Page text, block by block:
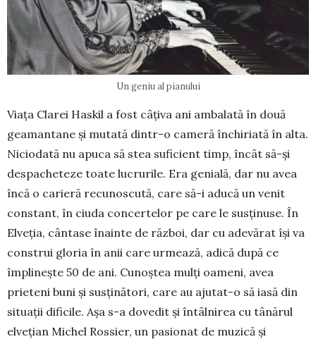
Un geniu al pianului
Viața Clarei Haskil a fost câțiva ani ambalată în două
geamantane și mutată dintr-o cameră închiria­tă în alta.
Niciodată nu apuca să stea suficient timp, încât să-și
despacheteze toate lucrurile. Era genială, dar nu avea
încă o carieră recunoscută, care să-i adu­că un venit
constant, în ciuda concertelor pe care le susținuse. În
Elveția, cântase înainte de răz­boi, dar cu adevărat își va
construi gloria în anii care urmează, adică după ce
împlinește 50 de ani. Cunoștea mulți oameni, avea
prieteni buni și sus­ținători, care au ajutat-o să iasă din
situații dificile. Așa s-a dovedit și întâlnirea cu tânărul
elvețian Michel Rossier, un pasionat de muzică și